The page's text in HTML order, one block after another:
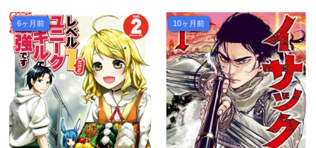
6ヶ月前 10ヶ月前